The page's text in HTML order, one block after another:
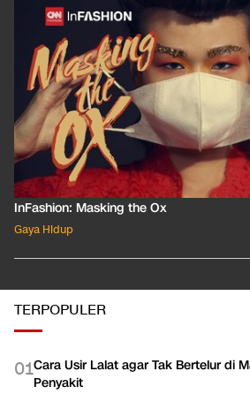
InFashion: Masking the Ox
Gaya Hidup
TERPOPULER
01Cara Usir Lalat agar Tak Bertelur di
Penyakit